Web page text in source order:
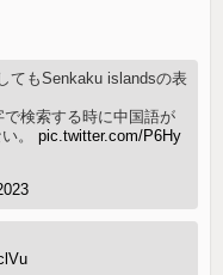
てもSenkaku islandsの表
検索する時に中国語が
い。pic.twitter.com/P6Hy